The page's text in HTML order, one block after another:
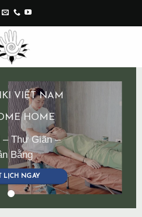
VIỆT NAM
HOME
– Thư Giãn –
Bằng
LỊCH NGAY